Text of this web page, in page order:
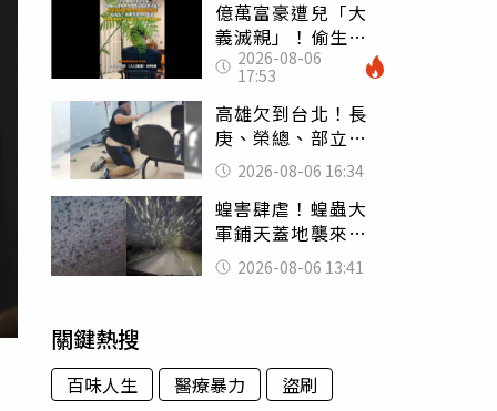
億萬富豪遭兒「大
義滅親」！偷生子
怕曝光 竟盜鄰居
身份辦假證落戶
2026-08-06
17:53
高雄欠到台北！長
庚、榮總、部立醫
院都受害 「醫療
暴力男」離譜紀錄
曝光
2026-08-06 16:34
蝗害肆虐！蝗蟲大
軍鋪天蓋地襲來宛
如末日 網驚：聖
經十災
2026-08-06 13:41
關鍵熱搜
百味人生 醫療暴力
盜刷